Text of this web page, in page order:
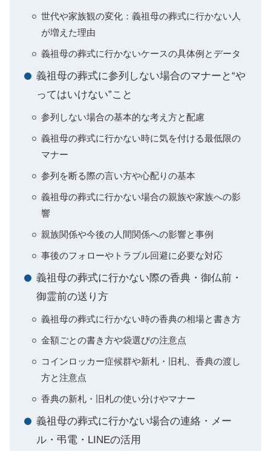
世代や家族観の変化：義祖母の葬式に行かない人
が増えた理由
義祖母の葬式に行かないケースの具体例とデータ
義祖母の葬式に参列しない場合のマナーと“や
ってはいけない”こと
参列しない場合の基本的な考え方と配慮
義祖母の葬式に行かない時に気を付ける最低限の
マナー
参列を断る際の言い方や心配りの基本
義祖母の葬式に行かない場合の親族や家族への影
響
親族関係や今後の人間関係への影響と事例
事後のフォローやトラブル回避に必要な対応
義祖母の葬式に行かない際の香典・御仏前・
御霊前の送り方
義祖母の葬式に行かない時の香典の相場と書き方
金額ごとの書き方や袋選びの注意点
コインロッカー症候群や新札・旧札、香典の渡し
方と注意点
香典の新札・旧札の使い分けやマナー
義祖母の葬式に行かない場合の連絡・メー
ル・弔電・LINEの活用